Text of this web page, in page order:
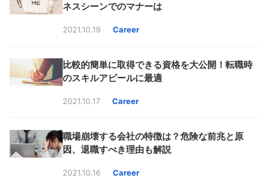
ネスシーンでのマナーは
2021.10.19 Career
比較的簡単に取得できる資格を大公開！転職時
のスキルアピールに最適
2021.10.17 Career
職場崩壊する会社の特徴は？危険な前兆と原
因、退職すべき理由も解説
2021.10.16 Career